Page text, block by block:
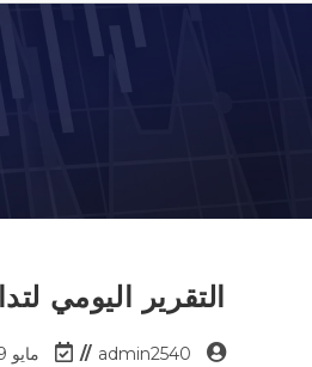
التقرير اليومي
admin2540 مايو 19, 2026